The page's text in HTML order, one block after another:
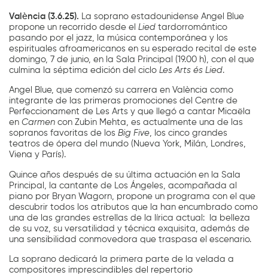
València (3.6.25). La soprano estadounidense Angel Blue
propone un recorrido desde elLiedtardorromántico
pasando por el jazz, la música contemporánea y los
espirituales afroamericanos en su esperado recital de este
domingo, 7 de junio, en la Sala Principal (19.00 h), con el que
culmina la séptima edición del cicloLes Arts és Lied.
Angel Blue, que comenzó su carrera en València como
integrante de las primeras promociones del Centre de
Perfeccionament de Les Arts y que llegó a cantar Micaëla
enCarmen con Zubin Mehta, es actualmente una de las
sopranos favoritas de losBig Five, los cinco grandes
teatros de ópera del mundo (Nueva York, Milán, Londres,
Viena y París).
Quince años después de su última actuación en la Sala
Principal, la cantante de Los Ángeles, acompañada al
piano por Bryan Wagorn, propone un programa con el que
descubrir todos los atributos que la han encumbrado como
una de las grandes estrellas de la lírica actual: la belleza
de su voz, su versatilidad y técnica exquisita, además de
una sensibilidad conmovedora que traspasa el escenario.
La soprano dedicará la primera parte de la velada a
compositores imprescindibles del repertorio